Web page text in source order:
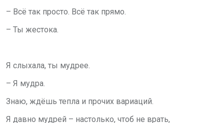
– Всё так просто. Всё так прямо.
– Ты жестока.
Я слыхала, ты мудрее.
– Я мудра.
Знаю, ждёшь тепла и прочих вариаций.
Я давно мудрей – настолько, чтоб не врать,